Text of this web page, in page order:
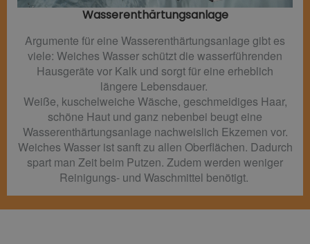
Wasserenthärtungsanlage
Argumente für eine Wasserenthärtungsanlage gibt es
viele: Weiches Wasser schützt die wasserführenden
Hausgeräte vor Kalk und sorgt für eine erheblich
längere Lebensdauer.
Weiße, kuschelweiche Wäsche, geschmeidiges Haar,
schöne Haut und ganz nebenbei beugt eine
Wasserenthärtungsanlage nachweislich Ekzemen vor.
Weiches Wasser ist sanft zu allen Oberflächen. Dadurch
spart man Zeit beim Putzen. Zudem werden weniger
Reinigungs- und Waschmittel benötigt.